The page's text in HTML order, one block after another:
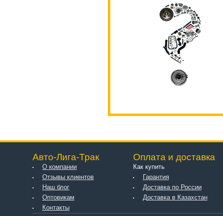
Авто-Лига-Трак
О компании
Отзывы клиентов
Наш блог
Оптовикам
Контакты
Оплата и доставка
Как купить
Гарантия
Доставка по России
Доставка в Казахстан